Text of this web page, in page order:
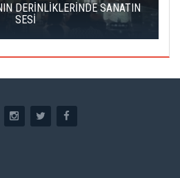
DERİNLİKLERİNDE SANATIN
SESİ